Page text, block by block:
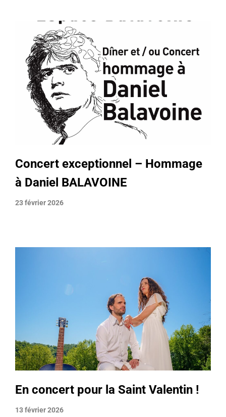
Concert exceptionnel – Hommage
à Daniel BALAVOINE
23 février 2026
En concert pour la Saint Valentin !
13 février 2026